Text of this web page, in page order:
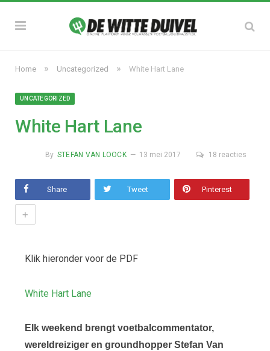
Home » Uncategorized » White Hart Lane
UNCATEGORIZED
White Hart Lane
By STEFAN VAN LOOCK 13 mei 2017 18 reacties
Share Tweet Pinterest
+
Klik hieronder voor de PDF
White Hart Lane
Elk weekend brengt voetbalcommentator,
wereldreiziger en groundhopper Stefan Van